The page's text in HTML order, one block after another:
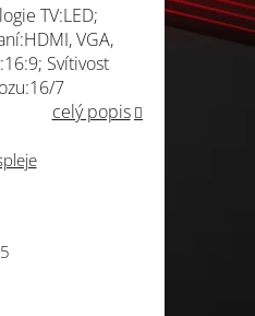
TV:LED;
VGA,
Svítivost
7
celý popis